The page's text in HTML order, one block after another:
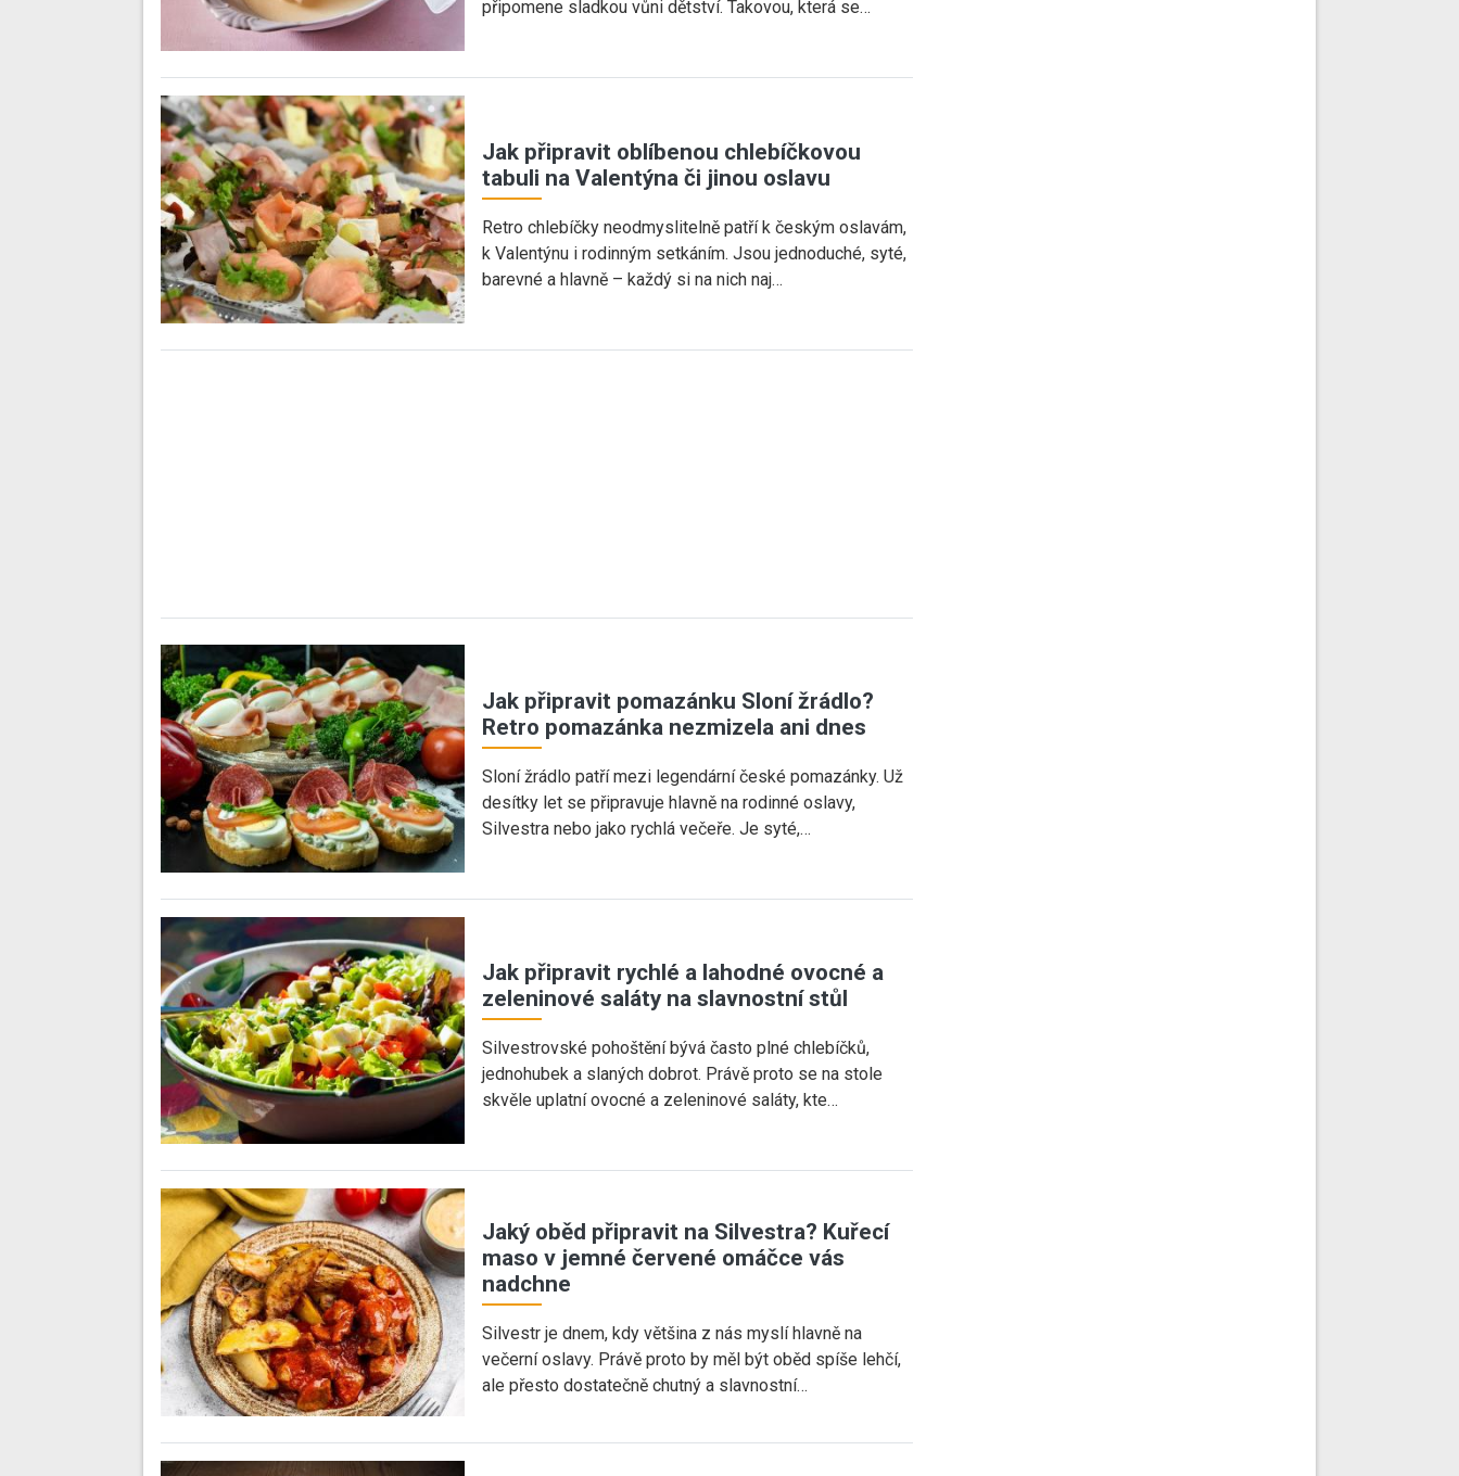
připomene sladkou vůni dětství. Takovou, která se…
Jak připravit oblíbenou chlebíčkovou
tabuli na Valentýna či jinou oslavu
Retro chlebíčky neodmyslitelně patří k českým oslavám,
k Valentýnu i rodinným setkáním. Jsou jednoduché, syté,
barevné a hlavně – každý si na nich naj…
Jak připravit pomazánku Sloní žrádlo?
Retro pomazánka nezmizela ani dnes
Sloní žrádlo patří mezi legendární české pomazánky. Už
desítky let se připravuje hlavně na rodinné oslavy,
Silvestra nebo jako rychlá večeře. Je syté,…
Jak připravit rychlé a lahodné ovocné a
zeleninové saláty na slavnostní stůl
Silvestrovské pohoštění bývá často plné chlebíčků,
jednohubek a slaných dobrot. Právě proto se na stole
skvěle uplatní ovocné a zeleninové saláty, kte…
Jaký oběd připravit na Silvestra? Kuřecí
maso v jemné červené omáčce vás
nadchne
Silvestr je dnem, kdy většina z nás myslí hlavně na
večerní oslavy. Právě proto by měl být oběd spíše lehčí,
ale přesto dostatečně chutný a slavnostní…